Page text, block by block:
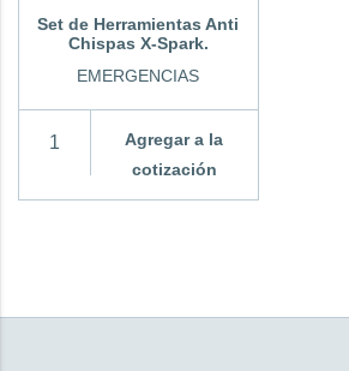
Set de Herramientas Anti
Chispas X-Spark.
EMERGENCIAS
Agregar a la
cotización